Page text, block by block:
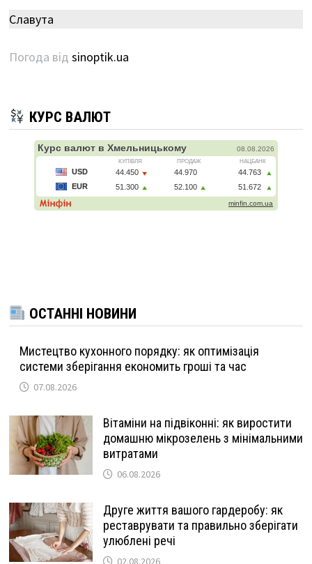
Славута
Погода від sinoptik.ua
КУРС ВАЛЮТ
ОСТАННІ НОВИНИ
Мистецтво кухонного порядку: як оптимізація
системи зберігання економить гроші та час
07.08.2026
Вітаміни на підвіконні: як виростити
домашню мікрозелень з мінімальними
витратами
06.08.2026
Друге життя вашого гардеробу: як
реставрувати та правильно зберігати
улюблені речі
02.08.2026